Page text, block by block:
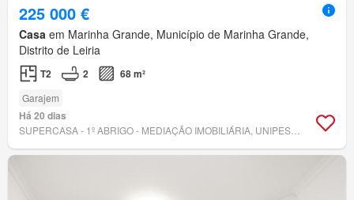
225 000 €
Casa em Marinha Grande, Município de Marinha Grande,
Distrito de Leiria
T2 2 68 m²
Garajem
Há 20 dias